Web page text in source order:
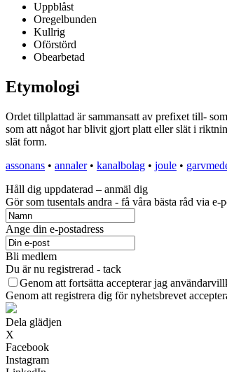
Uppblåst
Oregelbunden
Kullrig
Oförstörd
Obearbetad
Etymologi
Ordet tillplattad är sammansatt av prefixet till-
som att något har blivit gjort platt eller slät i
slät form.
assonans • annaler• kanalbolag • joule •
Håll dig uppdaterad – anmäl dig
Gör som tusentals andra - få våra bästa råd via e-
Ange din e-postadress
Bli medlem
Du är nu registrerad - tack
Genom att fortsätta accepterar jag
Genom att registrera dig för nyhetsbrevet
Dela glädjen
X
Facebook
Instagram